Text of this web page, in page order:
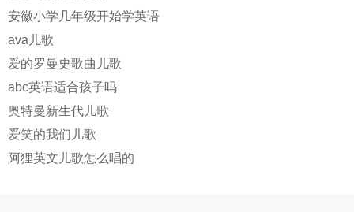
安徽小学几年级开始学英语
ava儿歌
爱的罗曼史歌曲儿歌
abc英语适合孩子吗
奥特曼新生代儿歌
爱笑的我们儿歌
阿狸英文儿歌怎么唱的